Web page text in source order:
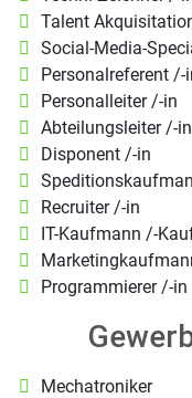
Talent
Social-Media-
Personalreferent /-
Personalleiter /-in
Abteilungsleiter /-in
Disponent /-in
Recruiter /-in
IT-Kaufmann /-
Programmierer /-in
Mechatroniker